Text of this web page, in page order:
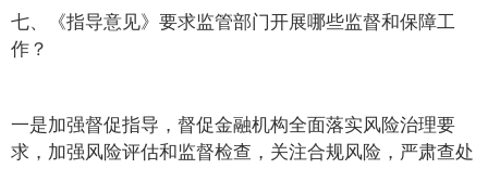
七、《指导意见》要求监管部门开展哪些监督和保障工
作？
一是加强督促指导，督促金融机构全面落实风险治理要
求，加强风险评估和监督检查，关注合规风险，严肃查处